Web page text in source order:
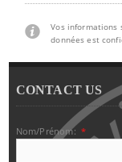
Vos informations
données est
CONTACT US
Nom/Prénom: *